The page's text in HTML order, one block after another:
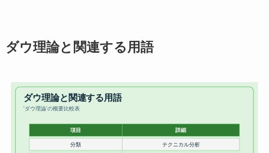
ダウ理論と関連する用語